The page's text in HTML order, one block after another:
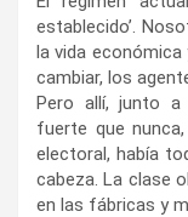
establecido’.
la vida económica
cambiar, los
Pero allí, junto a
fuerte que
electoral, había
cabeza. La clase
en las fábricas y